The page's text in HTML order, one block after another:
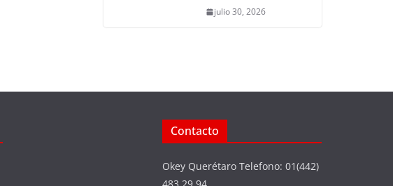
julio 30, 2026
Contacto
Okey Querétaro Telefono: 01(442)